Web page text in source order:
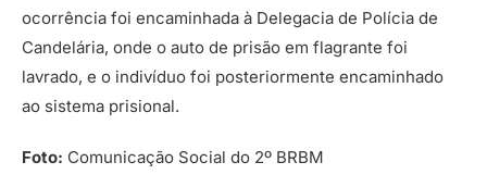
ocorrência foi encaminhada à Delegacia de Polícia de
Candelária, onde o auto de prisão em flagrante foi
lavrado, e o indivíduo foi posteriormente encaminhado
ao sistema prisional.
Foto: Comunicação Social do 2º BRBM